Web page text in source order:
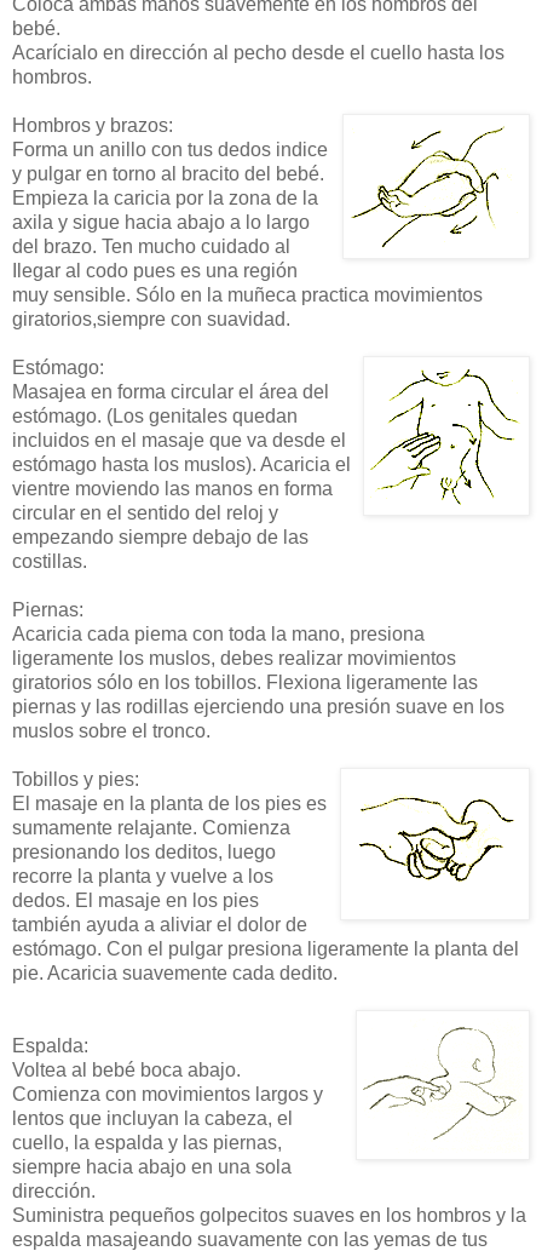
Coloca ambas manos suavemente en los hombros del
bebé.
Acarícialo en dirección al pecho desde el cuello hasta los
hombros.
Hombros y brazos:
Forma un anillo con tus dedos indice
y pulgar en torno al bracito del bebé.
Empieza la caricia por la zona de la
axila y sigue hacia abajo a lo largo
del brazo. Ten mucho cuidado al
Ilegar al codo pues es una región
muy sensible. Sólo en la muñeca practica movimientos
giratorios,siempre con suavidad.
Estómago:
Masajea en forma circular el área del
estómago. (Los genitales quedan
incluidos en el masaje que va desde el
estómago hasta los muslos). Acaricia el
vientre moviendo las manos en forma
circular en el sentido del reloj y
empezando siempre debajo de las
costillas.
Piernas:
Acaricia cada piema con toda la mano, presiona
ligeramente los muslos, debes realizar movimientos
giratorios sólo en los tobillos. Flexiona ligeramente las
piernas y las rodillas ejerciendo una presión suave en los
muslos sobre el tronco.
Tobillos y pies:
El masaje en la planta de los pies es
sumamente relajante. Comienza
presionando los deditos, luego
recorre la planta y vuelve a los
dedos. El masaje en los pies
también ayuda a aliviar el dolor de
estómago. Con el pulgar presiona ligeramente la planta del
pie. Acaricia suavemente cada dedito.
Espalda:
Voltea al bebé boca abajo.
Comienza con movimientos largos y
lentos que incluyan la cabeza, el
cuello, la espalda y las piernas,
siempre hacia abajo en una sola
dirección.
Suministra pequeños golpecitos suaves en los hombros y la
espalda masajeando suavamente con las yemas de tus